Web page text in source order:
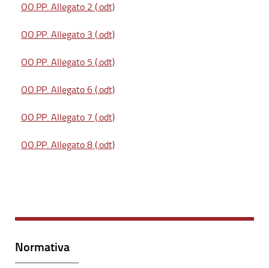
OO.PP. Allegato 2 (.odt)
OO.PP. Allegato 3 (.odt)
OO.PP. Allegato 5 (.odt)
OO.PP. Allegato 6 (.odt)
OO.PP. Allegato 7 (.odt)
OO.PP. Allegato 8 (.odt)
Normativa